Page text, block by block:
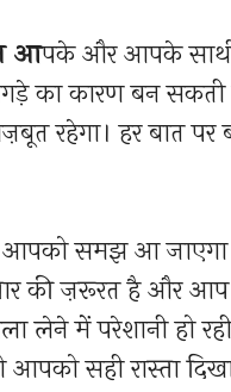
आपके और आपके साथी
का कारण बन
रहेगा। हर बात
समझ आ जाएगा
की ज़रूरत है और
लेने में परेशानी हो
सही रास्ता